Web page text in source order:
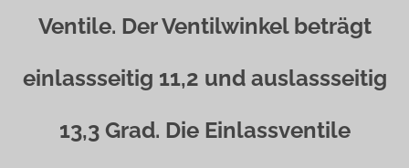
Ventile. Der Ventilwinkel beträgt
einlassseitig 11,2 und auslassseitig
13,3 Grad. Die Einlassventile